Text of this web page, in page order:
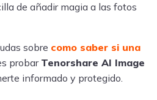
de añadir magia a las fotos
sobre como saber si una
probar Tenorshare AI Image
informado y protegido.